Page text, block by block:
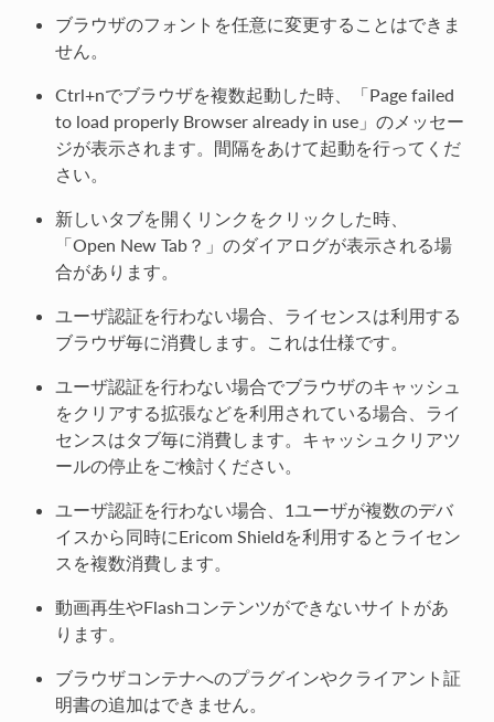
ブラウザのフォントを任意に変更することはできま
せん。
Ctrl+nでブラウザを複数起動した時、「Page failed
to load properly Browser already in use」のメッセー
ジが表示されます。間隔をあけて起動を行ってくだ
さい。
新しいタブを開くリンクをクリックした時、
「Open New Tab？」のダイアログが表示される場
合があります。
ユーザ認証を行わない場合、ライセンスは利用する
ブラウザ毎に消費します。これは仕様です。
ユーザ認証を行わない場合でブラウザのキャッシュ
をクリアする拡張などを利用されている場合、ライ
センスはタブ毎に消費します。キャッシュクリアツ
ールの停止をご検討ください。
ユーザ認証を行わない場合、1ユーザが複数のデバ
イスから同時にEricom Shieldを利用するとライセン
スを複数消費します。
動画再生やFlashコンテンツができないサイトがあ
ります。
ブラウザコンテナへのプラグインやクライアント証
明書の追加はできません。